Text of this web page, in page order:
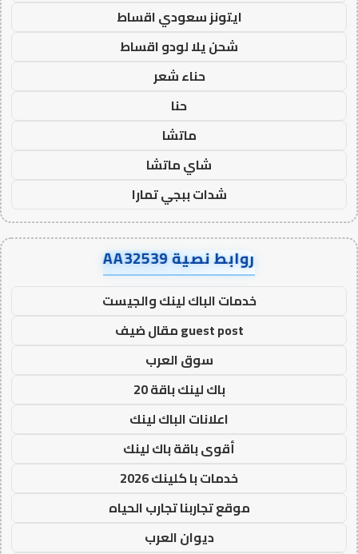
ايتونز سعودي اقساط
شحن يلا لودو اقساط
حناء شعر
حنا
ماتشا
شاي ماتشا
شدات ببجي تمارا
روابط نصية AA32539
خدمات الباك لينك والجيست
guest post مقال ضيف
سوق العرب
باك لينك باقة 20
اعلانات الباك لينك
أقوى باقة باك لينك
خدمات با كلينك 2026
موقع تجاربنا تجارب الحياه
ديوان العرب